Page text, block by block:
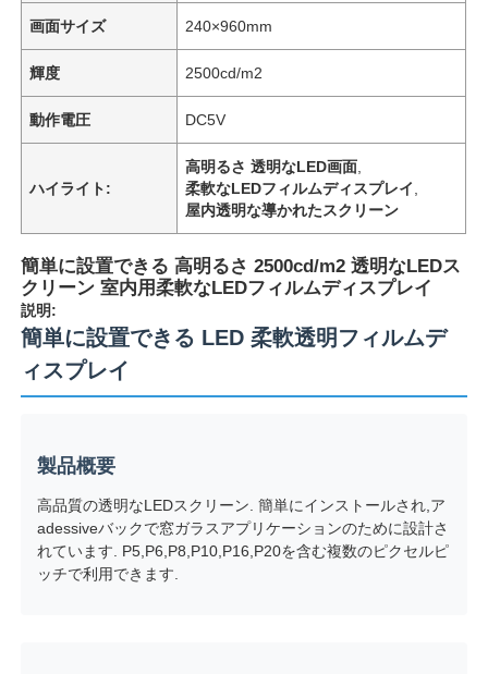
画面サイズ 240×960mm
輝度 2500cd/m2
動作電圧 DC5V
ハイライト:
高明るさ 透明なLED画面
柔軟なLEDフィルムディスプレイ
屋内透明な導かれたスクリーン
簡単に設置できる 高明るさ 2500cd/m2 透明なLEDス
クリーン 室内用柔軟なLEDフィルムディスプレイ
説明:
簡単に設置できる LED 柔軟透明フィルムデ
ィスプレイ
製品概要
高品質の透明なLEDスクリーン. 簡単にインストールされ,ア
adessiveバックで窓ガラスアプリケーションのために設計さ
れています. P5,P6,P8,P10,P16,P20を含む複数のピクセルピ
ッチで利用できます.